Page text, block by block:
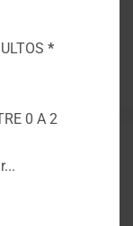
de
*
0 A 2